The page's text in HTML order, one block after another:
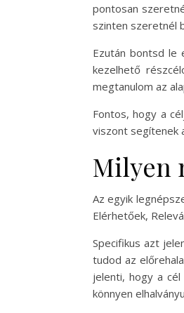
pontosan
szinten szeretnél
Ezután bontsd le
kezelhető
megtanulom az
Fontos, hogy a
viszont segítenek
Milyen
Az egyik
Elérhetőek,
Specifikus azt
tudod az
jelenti, hogy a
könnyen